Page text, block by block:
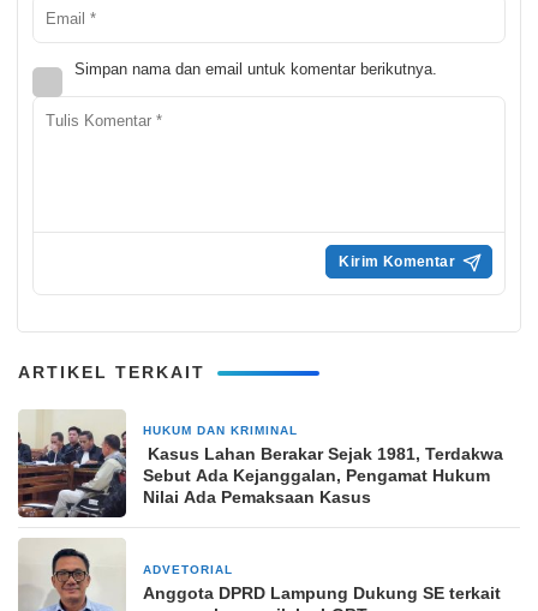
Simpan nama dan email untuk komentar berikutnya.
ARTIKEL TERKAIT
HUKUM DAN KRIMINAL
Kasus Lahan Berakar Sejak 1981, Terdakwa
Sebut Ada Kejanggalan, Pengamat Hukum
Nilai Ada Pemaksaan Kasus
ADVETORIAL
Anggota DPRD Lampung Dukung SE terkait